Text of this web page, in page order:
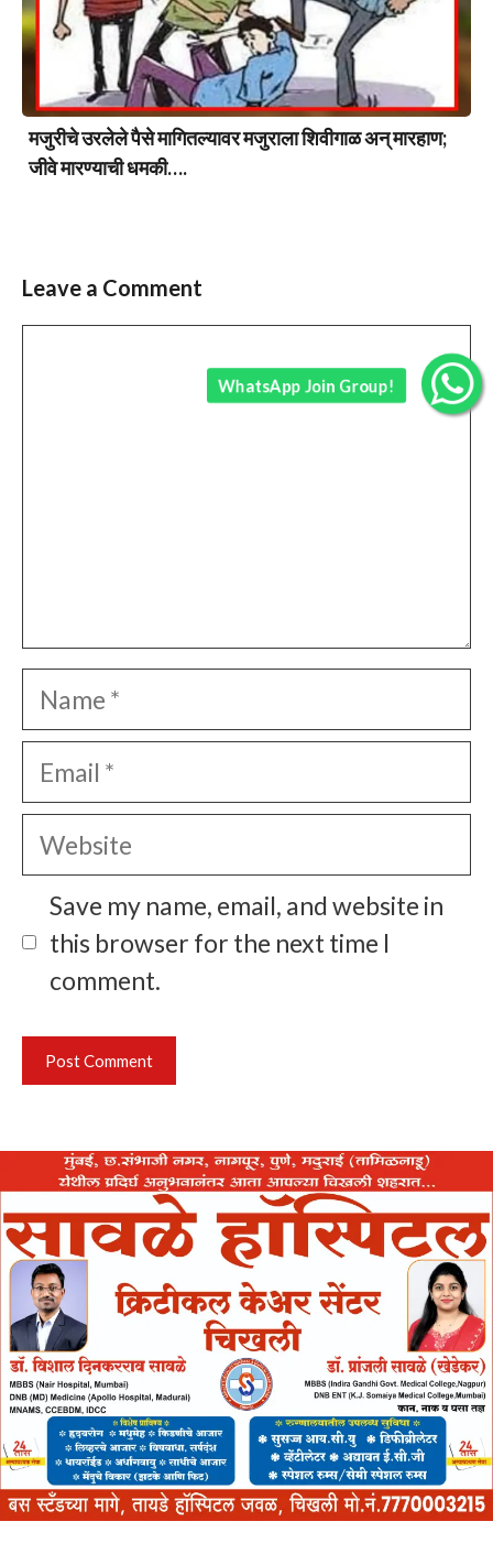
मजुरीचे उरलेले पैसे मागितल्यावर मजुराला शिवीगाळ अन् मारहाण;
जीवे मारण्याची धमकी….
Leave a Comment
Name
Email
Website
Save my name, email, and website in
this browser for the next time I
comment.
WhatsApp Join Group!